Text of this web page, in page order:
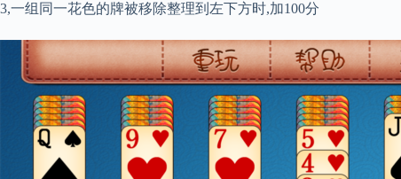
3,一组同一花色的牌被移除整理到左下方时,加100分